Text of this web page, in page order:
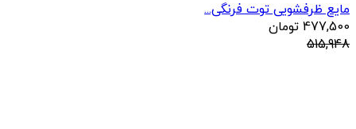
مایع ظرفشویی توت فرنگی...
477,500 تومان
515,948